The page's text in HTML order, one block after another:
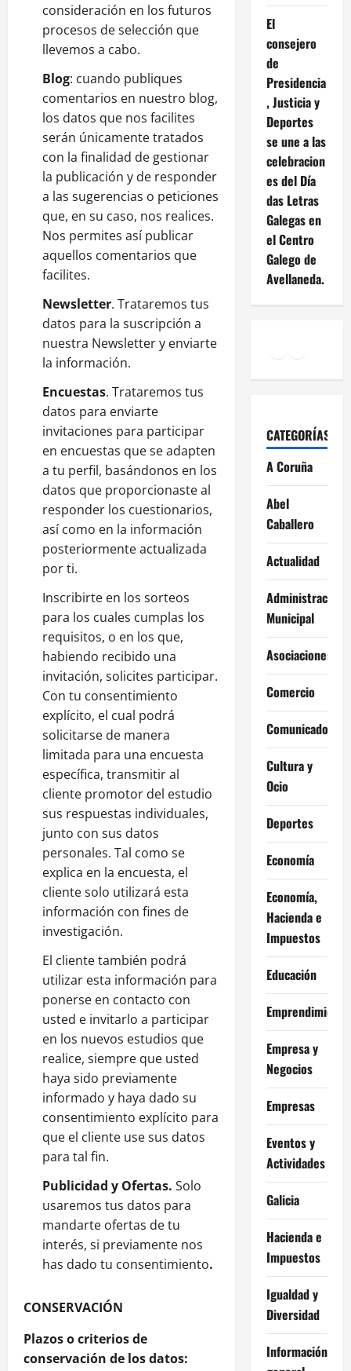
consideración en los futuros
procesos de selección que
llevemos a cabo.
Blog: cuando publiques
comentarios en nuestro blog,
los datos que nos facilites
serán únicamente tratados
con la finalidad de gestionar
la publicación y de responder
a las sugerencias o peticiones
que, en su caso, nos realices.
Nos permites así publicar
aquellos comentarios que
facilites.
Newsletter. Trataremos tus
datos para la suscripción a
nuestra Newsletter y enviarte
la información.
Encuestas. Trataremos tus
datos para enviarte
invitaciones para participar
en encuestas que se adapten
a tu perfil, basándonos en los
datos que proporcionaste al
responder los cuestionarios,
así como en la información
posteriormente actualizada
por ti.
Inscribirte en los sorteos
para los cuales cumplas los
requisitos, o en los que,
habiendo recibido una
invitación, solicites participar.
Con tu consentimiento
explícito, el cual podrá
solicitarse de manera
limitada para una encuesta
específica, transmitir al
cliente promotor del estudio
sus respuestas individuales,
junto con sus datos
personales. Tal como se
explica en la encuesta, el
cliente solo utilizará esta
información con fines de
investigación.
El cliente también podrá
utilizar esta información para
ponerse en contacto con
usted e invitarlo a participar
en los nuevos estudios que
realice, siempre que usted
haya sido previamente
informado y haya dado su
consentimiento explícito para
que el cliente use sus datos
para tal fin.
Publicidad y Ofertas. Solo
usaremos tus datos para
mandarte ofertas de tu
interés, si previamente nos
has dado tu consentimiento.
CONSERVACIÓN
Plazos o criterios de
conservación de los datos:
El
consejero
de
Presidencia
, Justicia y
Deportes
se une a las
celebracion
es del Día
das Letras
Galegas en
el Centro
Galego de
Avellaneda.
CATEGORÍAS
A Coruña
Abel
Caballero
Actualidad
Administración
Municipal
Asociaciones
Comercio
Comunicados
Cultura y
Ocio
Deportes
Economía
Economía,
Hacienda e
Impuestos
Educación
Emprendimiento
Empresa y
Negocios
Empresas
Eventos y
Actividades
Galicia
Hacienda e
Impuestos
Igualdad y
Diversidad
Información